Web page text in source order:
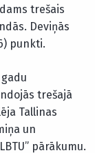
trešais
Deviņās
punkti.
trešajā
Tallinas
un
pārākumu.